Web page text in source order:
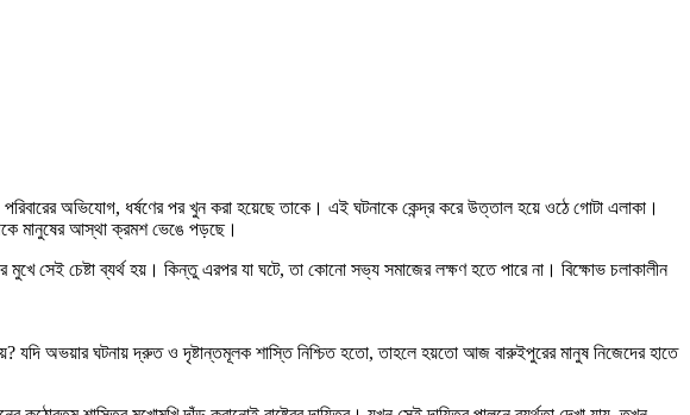
অভিযোগ, ধর্ষণের পর খুন করা হয়েছে তাকে। এই ঘটনাকে কেন্দ্র করে উত্তাল হয়ে ওঠে গোটা এলাকা।
মানুষের আস্থা ক্রমশ ভেঙে পড়ছে।
সেই চেষ্টা ব্যর্থ হয়। কিন্তু এরপর যা ঘটে, তা কোনো সভ্য সমাজের লক্ষণ হতে পারে না। বিক্ষোভ চলাকালীন
যদি অভয়ার ঘটনায় দ্রুত ও দৃষ্টান্তমূলক শাস্তি নিশ্চিত হতো, তাহলে হয়তো আজ বারুইপুরের মানুষ নিজেদের হাতে